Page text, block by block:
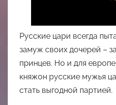
Русские цари всегда
замуж своих дочерей –
принцев. Но и для
княжон русские мужья
стать выгодной партией.